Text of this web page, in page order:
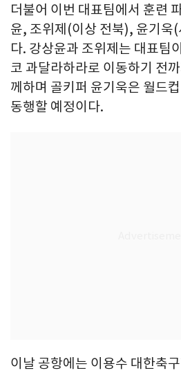
더불어 이번 대표팀에서 훈련
윤, 조위제(이상 전북), 윤기욱
다. 강상윤과 조위제는 대표팀
코 과달라하라로 이동하기 전
께하며 골키퍼 윤기욱은 월드
동행할 예정이다.
이날 공항에는 이용수 대한축